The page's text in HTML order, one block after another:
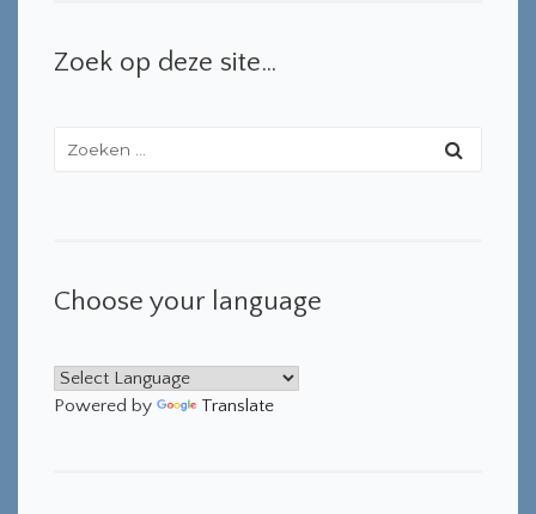
Zoek op deze site…
Choose your language
Powered by Translate